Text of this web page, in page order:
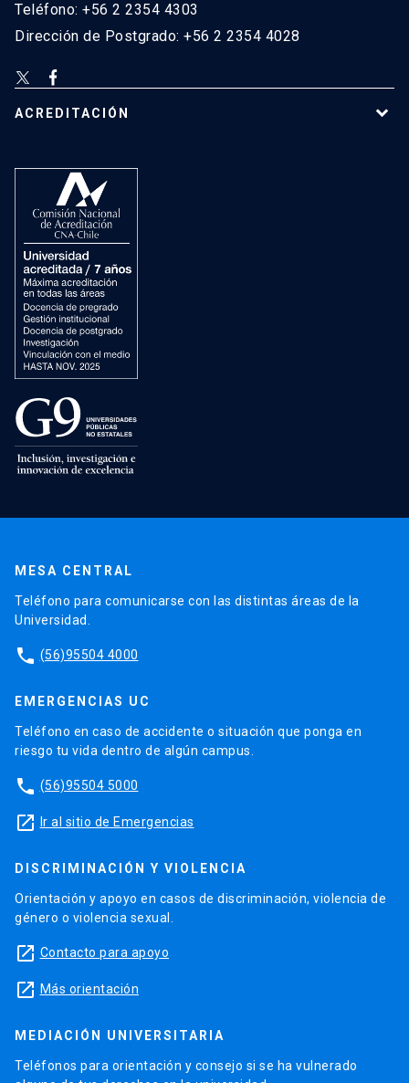
Teléfono: +56 2 2354 4303
Dirección de Postgrado: +56 2 2354 4028
ACREDITACIÓN
MESA CENTRAL
Teléfono para comunicarse con las distintas áreas de la
Universidad.
phone (56)95504 4000
EMERGENCIAS UC
Teléfono en caso de accidente o situación que ponga en
riesgo tu vida dentro de algún campus.
phone (56)95504 5000
launch Ir al sitio de Emergencias
DISCRIMINACIÓN Y VIOLENCIA
Orientación y apoyo en casos de discriminación, violencia de
género o violencia sexual.
launch Contacto para apoyo
launch Más orientación
MEDIACIÓN UNIVERSITARIA
Teléfonos para orientación y consejo si se ha vulnerado